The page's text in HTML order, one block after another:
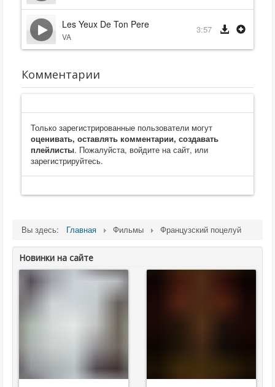
Les Yeux De Ton Pere
VA
3:57
Комментарии
Только зарегистрированные пользователи могут
оценивать, оставлять комментарии, создавать
плейлисты. Пожалуйста, войдите на сайт, или
зарегистрируйтесь.
Вы здесь: Главная Фильмы Французский поцелуй
Новинки на сайте